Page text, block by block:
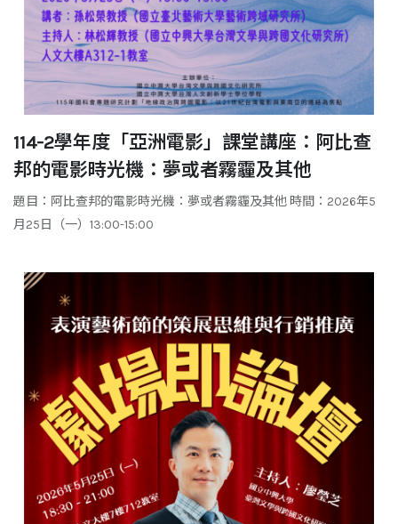
114-2學年度「亞洲電影」課堂講座：阿比查
邦的電影時光機：夢或者霧霾及其他
題目：阿比查邦的電影時光機：夢或者霧霾及其他 時間：2026年5
月25日（一）13:00-15:00